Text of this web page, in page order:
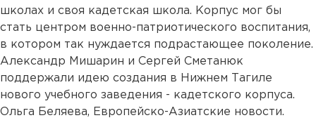
школах и своя кадетская школа. Корпус мог бы
стать центром военно-патриотического воспитания,
в котором так нуждается подрастающее поколение.
Александр Мишарин и Сергей Сметанюк
поддержали идею создания в Нижнем Тагиле
нового учебного заведения - кадетского корпуса.
Ольга Беляева, Европейско-Азиатские новости.